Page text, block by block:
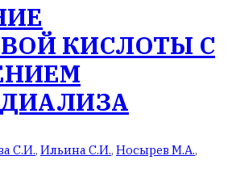
КИСЛОТЫ С
С.И., Ильина С.И., Носырев М.А.,